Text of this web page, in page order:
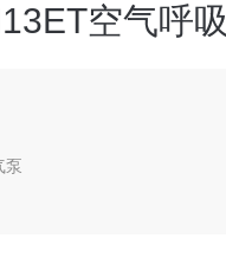
空气呼
泵